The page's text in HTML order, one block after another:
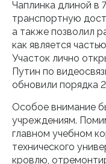
Чаплинка длиной в
транспортную
а также позволил
как является
Участок лично
Путин по
обновили порядка
Особое внимание
учреждениям.
главном учебном
технического
кровлю,